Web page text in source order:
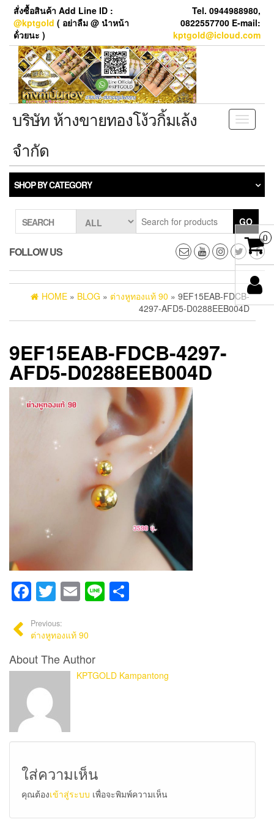
Skip
content
สั่งซื้อสินค้า Add Line ID :
@kptgold ( อย่าลืม @ นำหน้า
ด้่วยนะ )
Tel. 0944988980,
0822557700 E-mail:
kptgold@icloud.com
Toggle
บริษัท ห้างขายทองโง้วกิ้มเล้ง
จำกัด
SHOP BY CATEGORY
SEARCH GO
FOLLOW US
HOME » BLOG » ต่างหูทองแท้ 90 » 9EF15EAB-FDCB-
4297-AFD5-D0288EEB004D
9EF15EAB-FDCB-4297-
AFD5-D0288EEB004D
Facebook
Twitter
Email
Line
Previous:
ต่างหูทองแท้ 90
About The Author
KPTGOLD Kampantong
ใส่ความเห็น
คุณต้องเข้าสู่ระบบ เพื่อจะพิมพ์ความเห็น
0